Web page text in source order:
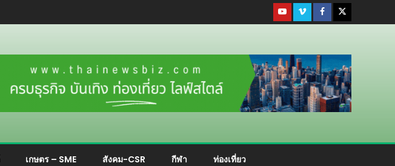
เกษตร – SME สังคม-CSR กีฬา ท่องเที่ยว